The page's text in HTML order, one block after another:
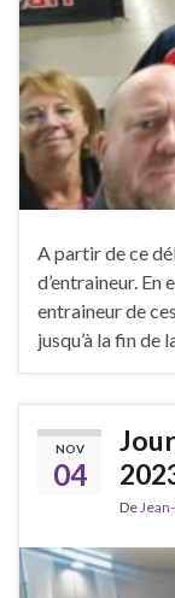
A partir de ce
d’entraineur. En
entraineur de
jusqu’à la fin de
NOV
04
De